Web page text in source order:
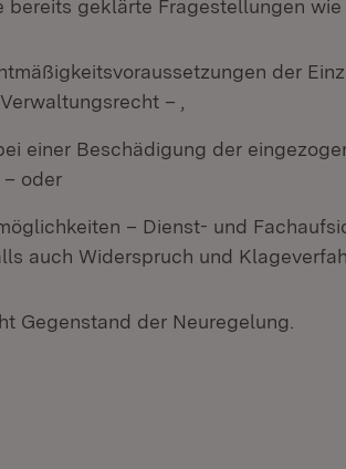
bereits geklärte Fragestellungen wie
der
– ,
einer Beschädigung der
oder
– Dienst- und
auch Widerspruch und
Gegenstand der Neuregelung.